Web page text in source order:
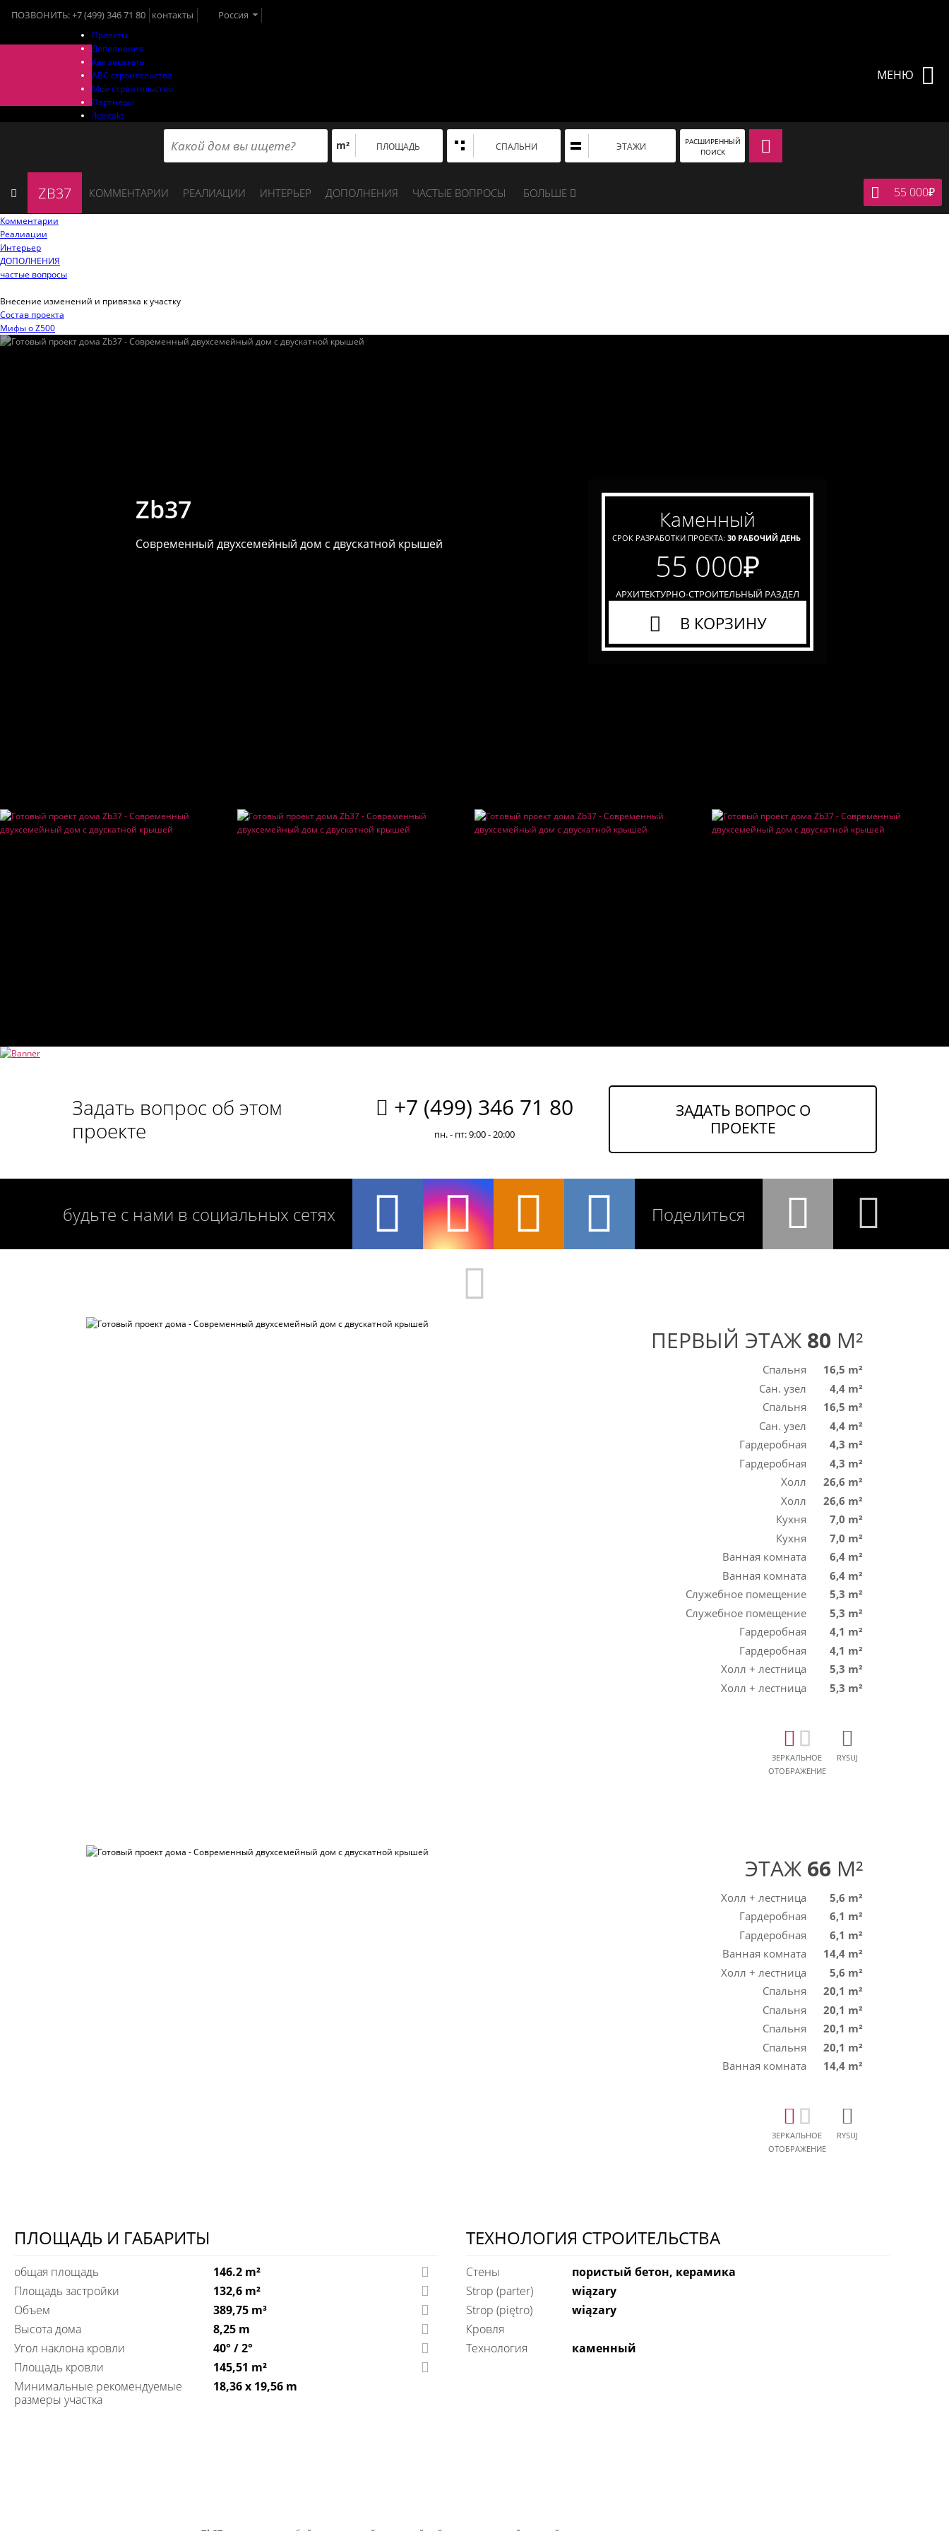
ПОЗВОНИТЬ:+7 (499) 346 71 80 контакты Россия
Проекты
Дополнения
Как заказать
ABC строительства
Мое строительство
Партнеры
/kontakt
МЕНЮ
m² ПЛОЩАДЬ СПАЛЬНИ ЭТАЖИ
РАСШИРЕННЫЙ
ПОИСК
ZB37 КОММЕНТАРИИ РЕАЛИАЦИИ ИНТЕРЬЕР ДОПОЛНЕНИЯ ЧАСТЫЕ ВОПРОСЫ БОЛЬШЕ 55 000₽
Комментарии
Реалиации
Интерьер
ДОПОЛНЕНИЯ
частые вопросы
Внесение изменений и привязка к участку
Состав проекта
Мифы o Z500
Zb37
Современный двухсемейный дом с двускатной крышей
каменный
СРОК РАЗРАБОТКИ ПРОЕКТА: 30 РАБОЧИЙ ДЕНЬ
55 000₽
АРХИТЕКТУРНО-СТРОИТЕЛЬНЫЙ РАЗДЕЛ
В КОРЗИНУ
Задать вопрос об этом
проекте
+7 (499) 346 71 80
пн. - пт: 9:00 - 20:00
ЗАДАТЬ ВОПРОС О
ПРОЕКТЕ
будьте с нами в социальных сетях Поделиться
ПЕРВЫЙ ЭТАЖ 80 M²
Спальня
16,5 m²
Сан. узел
4,4 m²
Спальня
16,5 m²
Сан. узел
4,4 m²
Гардеробная
4,3 m²
Гардеробная
4,3 m²
Холл
26,6 m²
Холл
26,6 m²
Кухня
7,0 m²
Кухня
7,0 m²
Ванная комната
6,4 m²
Ванная комната
6,4 m²
Служебное помещение
5,3 m²
Служебное помещение
5,3 m²
Гардеробная
4,1 m²
Гардеробная
4,1 m²
Холл + лестница
5,3 m²
Холл + лестница
5,3 m²
ЗЕРКАЛЬНОЕ
ОТОБРАЖЕНИЕ
RYSUJ
ЭТАЖ 66 M²
Холл + лестница
5,6 m²
Гардеробная
6,1 m²
Гардеробная
6,1 m²
Ванная комната
14,4 m²
Холл + лестница
5,6 m²
Спальня
20,1 m²
Спальня
20,1 m²
Спальня
20,1 m²
Спальня
20,1 m²
Ванная комната
14,4 m²
ЗЕРКАЛЬНОЕ
ОТОБРАЖЕНИЕ
RYSUJ
ПЛОЩАДЬ И ГАБАРИТЫ
общая площадь
146.2 m²
Площадь застройки
132,6 m²
Объем
389,75 m³
Высота дома
8,25 m
Угол наклона кровли
40° / 2°
Площадь кровли
145,51 m²
Минимальные рекомендуемые
размеры участка
18,36 x 19,56 m
ТЕХНОЛОГИЯ СТРОИТЕЛЬСТВА
Стены
пористый бетон, керамика
Strop (parter)
wiązary
Strop (piętro)
wiązary
Кровля
технология
каменный